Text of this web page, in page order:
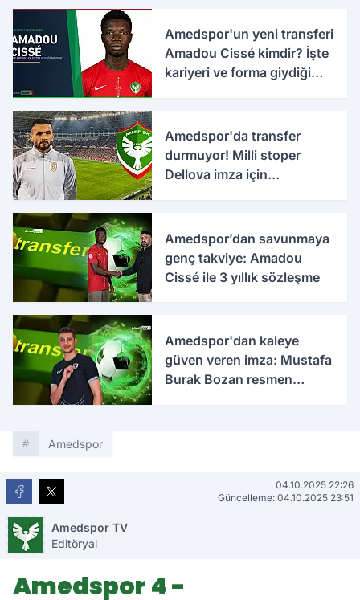
Amedspor'un yeni transferi
Amadou Cissé kimdir? İşte
kariyeri ve forma giydiği
Amedspor'da transfer
durmuyor! Milli stoper
Dellova imza için
Amedspor’dan savunmaya
genç takviye: Amadou
Cissé ile 3 yıllık sözleşme
Amedspor'dan kaleye
güven veren imza: Mustafa
Burak Bozan resmen
Amedspor
04.10.2025 22:26
Güncelleme: 04.10.2025 23:51
Amedspor TV
Editöryal
Amedspor 4 -